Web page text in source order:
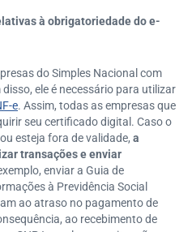
à obrigatoriedade do e-
do Simples Nacional com
ele é necessário para utilizar
e. Assim, todas as empresas que
seu certificado digital. Caso o
esteja fora de validade, a
transações e enviar
enviar a Guia de
à Previdência Social
ao atraso no pagamento de
ao recebimento de